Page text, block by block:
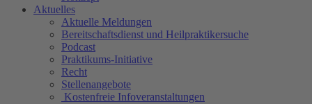
Aktuelles
Aktuelle Meldungen
Bereitschaftsdienst und Heilpraktikersuche
Podcast
Praktikums-Initiative
Recht
Stellenangebote
Kostenfreie Infoveranstaltungen